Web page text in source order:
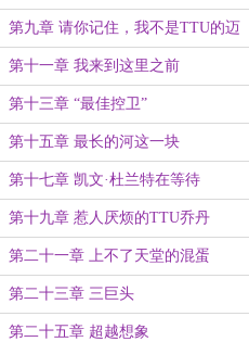
第九章 请你记住，我不是TTU的迈
克尔·乔丹
第十一章 我来到这里之前
第十三章 “最佳控卫”
第十五章 最长的河这一块
第十七章 凯文·杜兰特在等待
第十九章 惹人厌烦的TTU乔丹
第二十一章 上不了天堂的混蛋
第二十三章 三巨头
第二十五章 超越想象